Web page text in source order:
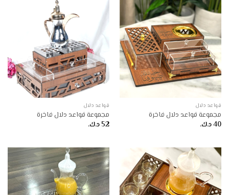
قواعد دلال
مجموعة قواعد دلال فاخرة
40د.ك.
قواعد دلال
مجموعة قواعد دلال فاخرة
52د.ك.